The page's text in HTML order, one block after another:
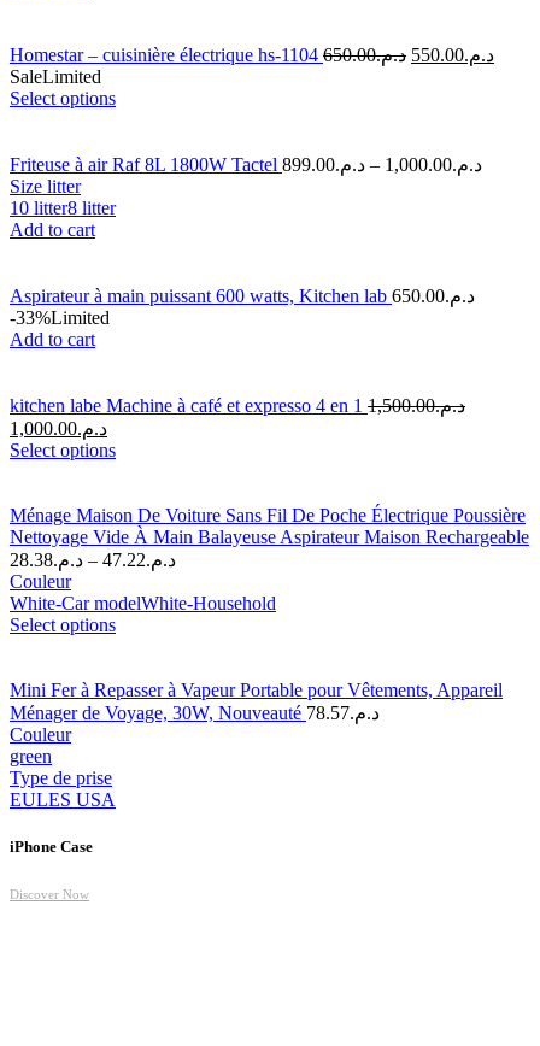
Homestar – cuisinière électrique hs-1104 د.م.650.00 د.م.550.00
SaleLimited
Select options
Friteuse à air Raf 8L 1800W Tactel د.م.899.00 – د.م.1,000.00
Size litter
10 litter8 litter
Add to cart
Aspirateur à main puissant 600 watts, Kitchen lab د.م.650.00
-33%Limited
Add to cart
kitchen labe Machine à café et expresso 4 en 1 د.م.1,500.00
د.م.1,000.00
Select options
Ménage Maison De Voiture Sans Fil De Poche Électrique Poussière
Nettoyage Vide À Main Balayeuse Aspirateur Maison Rechargeable
د.م.28.38 – د.م.47.22
Couleur
White-Car modelWhite-Household
Select options
Mini Fer à Repasser à Vapeur Portable pour Vêtements, Appareil
Ménager de Voyage, 30W, Nouveauté
د.م.78.57
Couleur
green
Type de prise
EULES USA
iPhone Case
Discover Now